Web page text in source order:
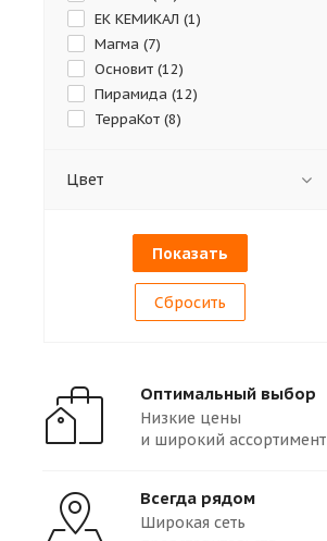
ЕК КЕМИКАЛ (1)
Магма (7)
Основит (12)
Пирамида (12)
ТерраКот (8)
Цвет
Сбросить
Оптимальный выбор
Низкие цены
и широкий ассортимент
Всегда рядом
Широкая сеть